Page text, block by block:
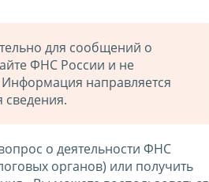
для сообщений о
ФНС России и не
направляется
сведения.
о деятельности ФНС
органов) или получить